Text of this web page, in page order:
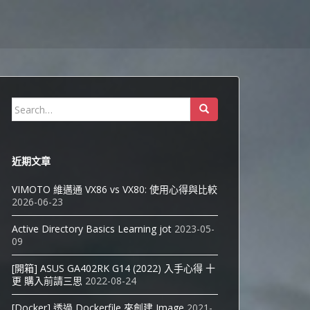
Search
for:
近期文章
VIMOTO 維邁通 VX86 vs VX80: 使用心得與比較
2026-06-23
Active Directory Basics Learning jot 2023-05-
09
[開箱] ASUS GA402RK G14 (2022) 入手心得 十
更 購入前請三思 2022-08-24